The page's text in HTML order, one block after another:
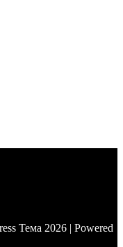
Тема 2026 | Powered